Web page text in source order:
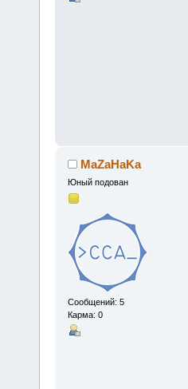
MaZaHaKa
Юный подован
Сообщений: 5
Карма: 0